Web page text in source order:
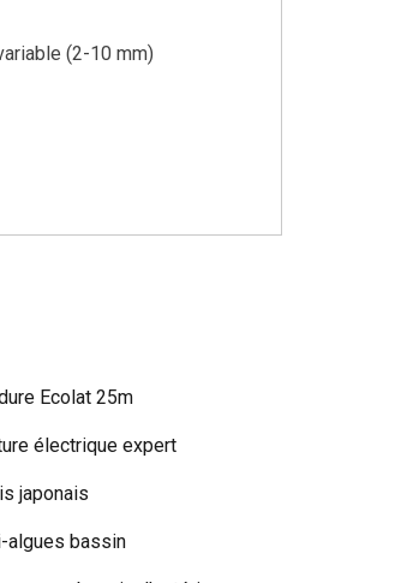
(2-10 mm)
Ecolat 25m
électrique expert
japonais
algues bassin